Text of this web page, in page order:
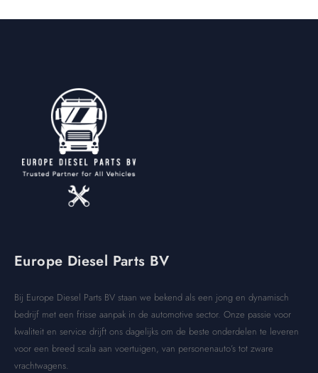
Europe Diesel Parts BV
Bij Europe Diesel Parts BV staan we bekend als een jong en dynamisch
bedrijf met een frisse aanpak in de automotive sector. Onze passie voor
kwaliteit en service drijft ons dagelijks om de beste onderdelen te leveren
voor een breed scala aan voertuigen, van personenauto’s tot zware
vrachtwagens.